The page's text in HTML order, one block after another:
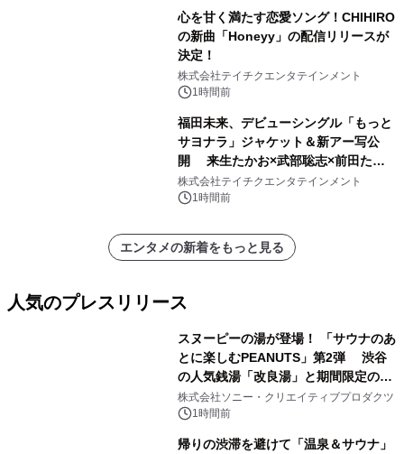
心を甘く満たす恋愛ソング！CHIHIRO
の新曲「Honeyy」の配信リリースが
決定！
株式会社テイチクエンタテインメント
1時間前
福田未来、デビューシングル「もっと
サヨナラ」ジャケット＆新アー写公
開 来生たかお×武部聡志×前田たか
ひろの豪華タッグ
株式会社テイチクエンタテインメント
1時間前
エンタメの新着をもっと見る
人気のプレスリリース
スヌーピーの湯が登場！ 「サウナのあ
とに楽しむPEANUTS」第2弾 渋谷
の人気銭湯「改良湯」と期間限定のコ
ラボレーション サウナイキタイコラ
ボグッズも発売決定！
株式会社ソニー・クリエイティブプロダクツ
1時間前
帰りの渋滞を避けて「温泉＆サウナ」